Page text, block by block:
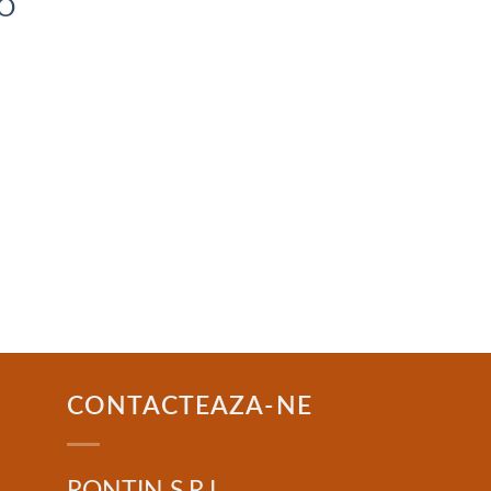
CONTACTEAZA-NE